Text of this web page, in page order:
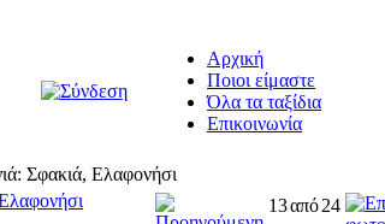
Αρχική
Ποιοι είμαστε
Όλα τα ταξίδια
Επικοινωνία
Σφακιά, Ελαφονήσι
13από24